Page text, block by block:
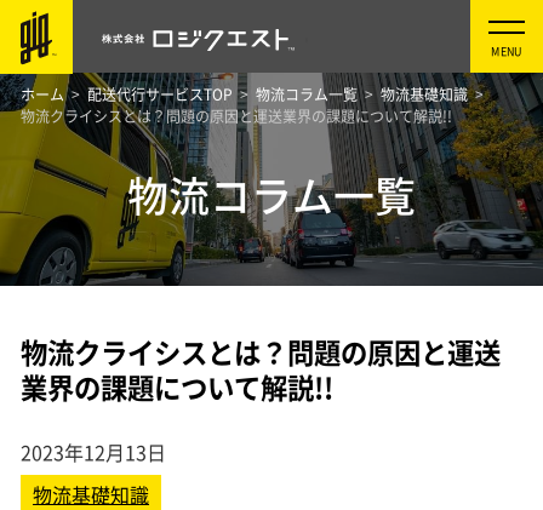
物流コラム一覧
ホーム 配送代行サービスTOP 物流コラム一覧
物流基礎知識
物流クライシスとは？問題の原因と運送業界の課題について解説!!
物流クライシスとは？問題の原因と運送
業界の課題について解説!!
2023年12月13日
物流基礎知識